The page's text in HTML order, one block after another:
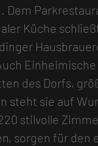
Dem
Küche
des Dorfs,
steht sie auf
stilvolle
sorgen für den